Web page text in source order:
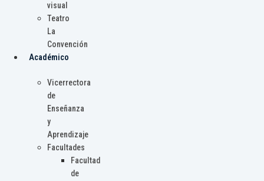
visual
Teatro
La
Convención
Académico
Vicerrectora
de
Enseñanza
y
Aprendizaje
Facultades
Facultad
de